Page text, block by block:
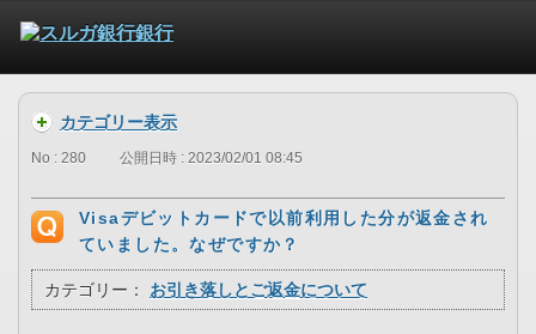
カテゴリー表示
No : 280 公開日時 : 2023/02/01 08:45
Visaデビットカードで以前利用した分が返金され
ていました。なぜですか？
カテゴリー： お引き落しとご返金について